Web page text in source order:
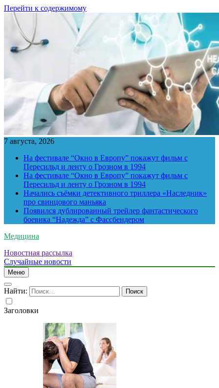
Перейти к содержимому
7 августа, 2026
На фестивале “Окно в Европу” покажут фильм с
Пересильд и ленту о Грозном в 1994
На фестивале “Окно в Европу” покажут фильм с
Пересильд и ленту о Грозном в 1994
Начались съёмки детективного триллера «Наследник»
про свинцового маньяка
Появился дублированный трейлер фантастического
боевика “Надежда” с Фассбендером
Медицина
Новостная рассылка
Случайные новости
Меню
Найти:
Заголовки